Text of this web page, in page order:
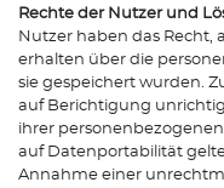
Rechte der Nutzer und
Nutzer haben das Recht,
erhalten über die
sie gespeichert wurden.
auf Berichtigung
ihrer
auf Datenportabilität
Annahme einer